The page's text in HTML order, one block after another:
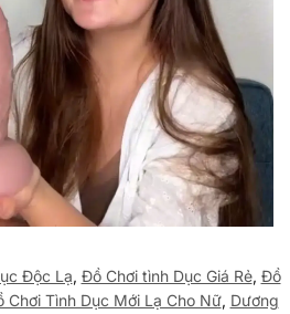
Độc Lạ, Đồ Chơi tình Dục Giá Rẻ, Đồ
Chơi Tình Dục Mới Lạ Cho Nữ, Dương